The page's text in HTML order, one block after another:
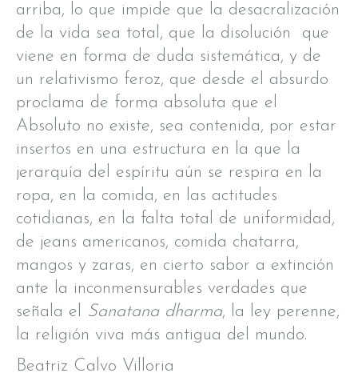
arriba, lo que impide que la desacralización
de la vida sea total, que la disolución que
viene en forma de duda sistemática, y de
un relativismo feroz, que desde el absurdo
proclama de forma absoluta que el
Absoluto no existe, sea contenida, por estar
insertos en una estructura en la que la
jerarquía del espíritu aún se respira en la
ropa, en la comida, en las actitudes
cotidianas, en la falta total de uniformidad,
de jeans americanos, comida chatarra,
mangos y zaras, en cierto sabor a extinción
ante la inconmensurables verdades que
señala el Sanatana dharma, la ley perenne,
la religión viva más antigua del mundo.
Beatriz Calvo Villoria